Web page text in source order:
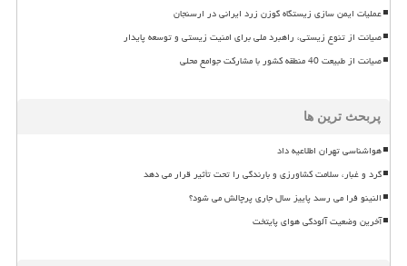
عملیات ایمن سازی زیستگاه گوزن زرد ایرانی در ارسنجان
صیانت از تنوع زیستی، راهبرد ملی برای امنیت زیستی و توسعه پایدار
صیانت از طبیعت 40 منطقه کشور با مشارکت جوامع محلی
پربحث ترین ها
هواشناسی تهران اطلاعیه داد
گرد و غبار، سلامت کشاورزی و بارندگی را تحت تأثیر قرار می دهد
النینو فرا می رسد پاییز سال جاری پرچالش می شود؟
آخرین وضعیت آلودگی هوای پایتخت